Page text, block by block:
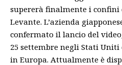
supererà finalmente i confini
Levante. L’azienda
confermato il lancio del
25 settembre negli Stati Uniti
in Europa. Attualmente è